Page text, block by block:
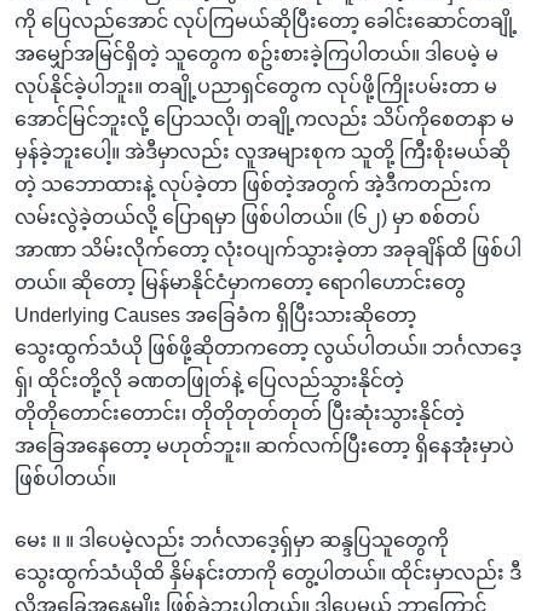
ကို ပြေလည်အောင် လုပ်ကြမယ်ဆိုပြီးတော့ ခေါင်းဆောင်တချို့
အမျှော်အမြင်ရှိတဲ့ သူတွေက စဥ်းစားခဲ့ကြပါတယ်။ ဒါပေမဲ့ မ
လုပ်နိုင်ခဲ့ပါဘူး။ တချို့ပညာရှင်တွေက လုပ်ဖို့ကြိုးပမ်းတာ မ
အောင်မြင်ဘူးလို့ ပြောသလို၊ တချို့ကလည်း သိပ်ကိုစေတနာ မ
မှန်ခဲ့ဘူးပေါ့။ အဲဒီမှာလည်း လူအများစုက သူတို့ ကြီးစိုးမယ်ဆို
တဲ့ သဘောထားနဲ့ လုပ်ခဲ့တာ ဖြစ်တဲ့အတွက် အဲ့ဒီကတည်းက
လမ်းလွဲခဲ့တယ်လို့ ပြောရမှာ ဖြစ်ပါတယ်။ (၆၂) မှာ စစ်တပ်
အာဏာ သိမ်းလိုက်တော့ လုံးဝပျက်သွားခဲ့တာ အခုချိန်ထိ ဖြစ်ပါ
တယ်။ ဆိုတော့ မြန်မာနိုင်ငံမှာကတော့ ရောဂါဟောင်းတွေ
Underlying Causes အခြေခံက ရှိပြီးသားဆိုတော့
သွေးထွက်သံယို ဖြစ်ဖို့ဆိုတာကတော့ လွယ်ပါတယ်။ ဘင်္ဂလာ‌ဒေ့
ရှ်၊ ထိုင်းတို့လို ခဏတဖြုတ်နဲ့ ပြေလည်သွားနိုင်တဲ့
တိုတိုတောင်းတောင်း၊ တိုတိုတုတ်တုတ် ပြီးဆုံးသွားနိုင်တဲ့
အခြေအနေတော့ မဟုတ်ဘူး။ ဆက်လက်ပြီးတော့ ရှိနေအုံးမှာပဲ
ဖြစ်ပါတယ်။
မေး ။ ။ ဒါပေမဲ့လည်း ဘင်္ဂလာ‌ဒေ့ရှ်မှာ ဆန္ဒပြသူတွေကို
သွေးထွက်သံယိုထိ နှိမ်နင်းတာကို တွေ့ပါတယ်။ ထိုင်းမှာလည်း ဒီ
လိုအခြေအနေမျိုး ဖြစ်ခဲ့ဘူးပါတယ်။ ဒါပေမယ့် ဘာကြောင့်